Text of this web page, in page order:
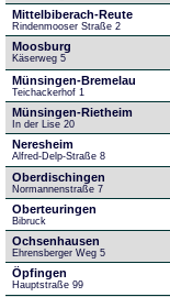
Mittelbiberach-Reute
Rindenmooser Straße 2
Moosburg
Käserweg 5
Münsingen-Bremelau
Teichackerhof 1
Münsingen-Rietheim
In der Lise 20
Neresheim
Alfred-Delp-Straße 8
Oberdischingen
Normannenstraße 7
Oberteuringen
Bibruck
Ochsenhausen
Ehrensberger Weg 5
Öpfingen
Hauptstraße 99